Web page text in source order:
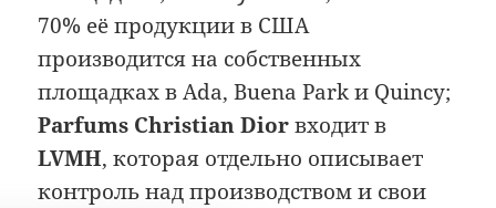
70% её продукции в США
производится на собственных
площадках в Ada, Buena Park и Quincy;
Parfums Christian Diorвходит в
LVMH, которая отдельно описывает
контроль над производством и свои